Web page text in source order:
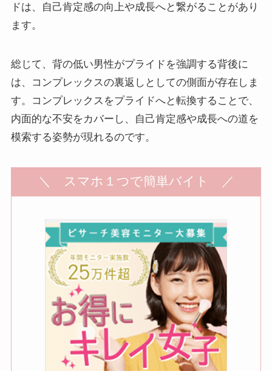
ドは、自己肯定感の向上や成長へと繋がることがあり
ます。
総じて、背の低い男性がプライドを強調する背後に
は、コンプレックスの裏返しとしての側面が存在しま
す。コンプレックスをプライドへと転換することで、
内面的な不安をカバーし、自己肯定感や成長への道を
模索する姿勢が現れるのです。
＼ スマホ１つで簡単バイト ／